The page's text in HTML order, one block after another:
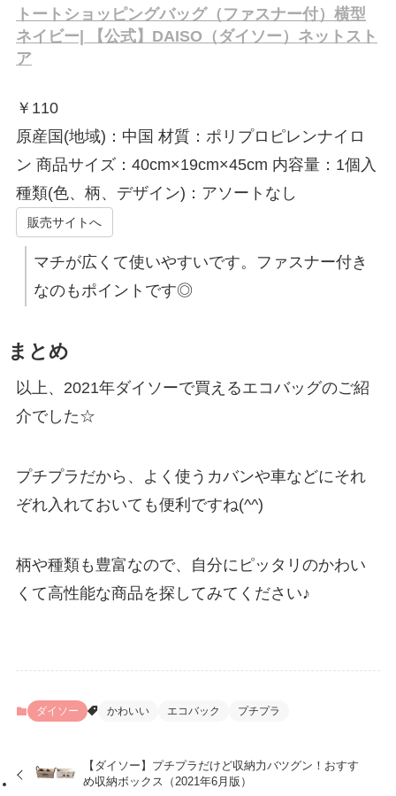
トートショッピングバッグ（ファスナー付）横型
ネイビー| 【公式】DAISO（ダイソー）ネットスト
ア
￥ 110
原産国(地域)：中国 材質：ポリプロピレンナイロ
ン 商品サイズ：40cm×19cm×45cm 内容量：1個入
種類(色、柄、デザイン)：アソートなし
販売サイトへ
マチが広くて使いやすいです。ファスナー付き
なのもポイントです◎
まとめ
以上、2021年ダイソーで買えるエコバッグのご紹
介でした☆
プチプラだから、よく使うカバンや車などにそれ
ぞれ入れておいても便利ですね(^^)
柄や種類も豊富なので、自分にピッタリのかわい
くて高性能な商品を探してみてください♪
ダイソー かわいい エコバック プチプラ
【ダイソー】プチプラだけど収納力バツグン！おすす
め収納ボックス（2021年6月版）